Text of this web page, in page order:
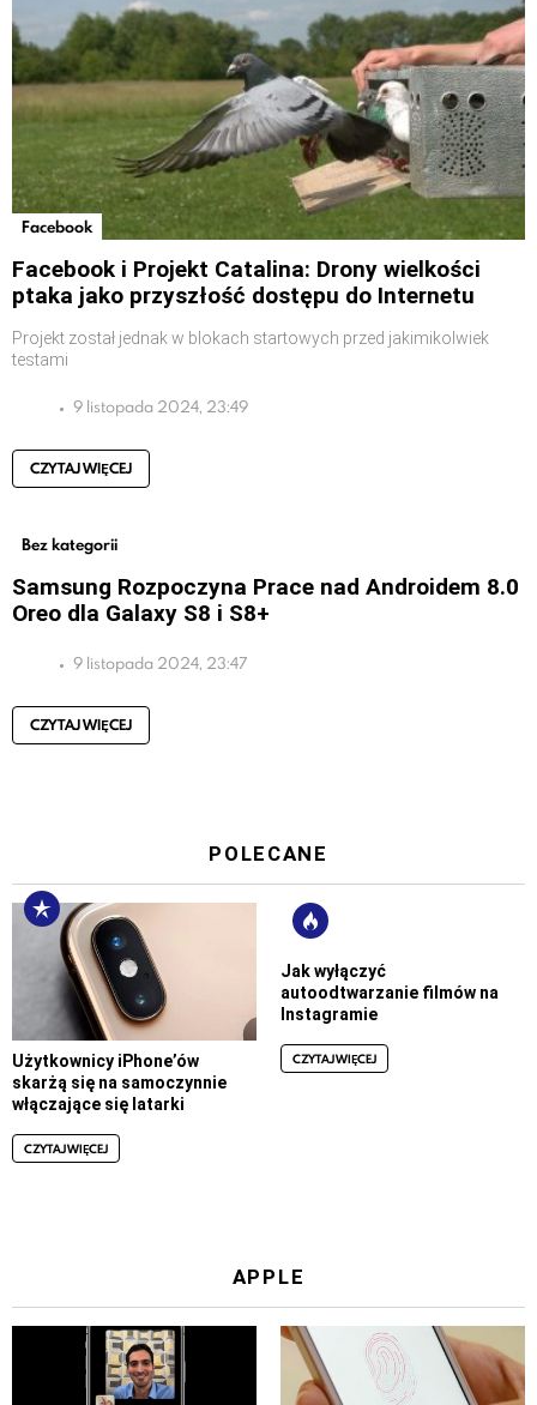
Facebook
Facebook i Projekt Catalina: Drony wielkości
ptaka jako przyszłość dostępu do Internetu
Projekt został jednak w blokach startowych przed jakimikolwiek
testami
9 listopada 2024, 23:49
CZYTAJ WIĘCEJ
Bez kategorii
Samsung Rozpoczyna Prace nad Androidem 8.0
Oreo dla Galaxy S8 i S8+
9 listopada 2024, 23:47
CZYTAJ WIĘCEJ
POLECANE
Użytkownicy iPhone’ów
skarżą się na samoczynnie
włączające się latarki
CZYTAJ WIĘCEJ
Jak wyłączyć
autoodtwarzanie filmów na
Instagramie
CZYTAJ WIĘCEJ
APPLE